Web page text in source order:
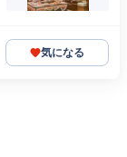
気になる